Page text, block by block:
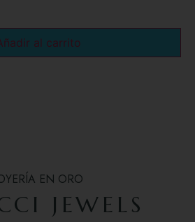
al carrito
EN ORO
JEWELS